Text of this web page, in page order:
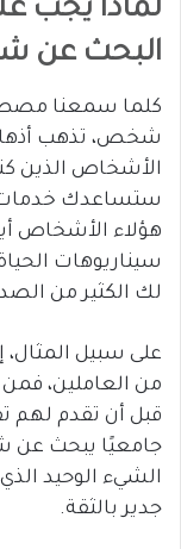
لماذا يجب
البحث عن
كلما سمعنا
شخص، تذهب
الأشخاص الذين
ستساعدك خدمات
هؤلاء الأشخاص
سيناريوهات
لك الكثير من
على سبيل
من العاملين،
قبل أن تقدم لهم
جامعيًا يبحث عن
الشيء الوحيد
جدير بالثقة.